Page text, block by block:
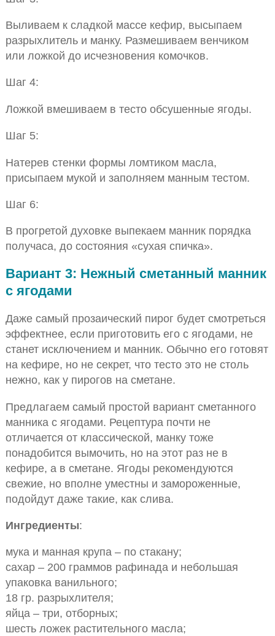
Выливаем к сладкой массе кефир, высыпаем
разрыхлитель и манку. Размешиваем венчиком
или ложкой до исчезновения комочков.
Шаг 4:
Ложкой вмешиваем в тесто обсушенные ягоды.
Шаг 5:
Натерев стенки формы ломтиком масла,
присыпаем мукой и заполняем манным тестом.
Шаг 6:
В прогретой духовке выпекаем манник порядка
получаса, до состояния «сухая спичка».
Вариант 3: Нежный сметанный манник
с ягодами
Даже самый прозаический пирог будет смотреться
эффектнее, если приготовить его с ягодами, не
станет исключением и манник. Обычно его готовят
на кефире, но не секрет, что тесто это не столь
нежно, как у пирогов на сметане.
Предлагаем самый простой вариант сметанного
манника с ягодами. Рецептура почти не
отличается от классической, манку тоже
понадобится вымочить, но на этот раз не в
кефире, а в сметане. Ягоды рекомендуются
свежие, но вполне уместны и замороженные,
подойдут даже такие, как слива.
Ингредиенты:
мука и манная крупа – по стакану;
сахар – 200 граммов рафинада и небольшая
упаковка ванильного;
18 гр. разрыхлителя;
яйца – три, отборных;
шесть ложек растительного масла;